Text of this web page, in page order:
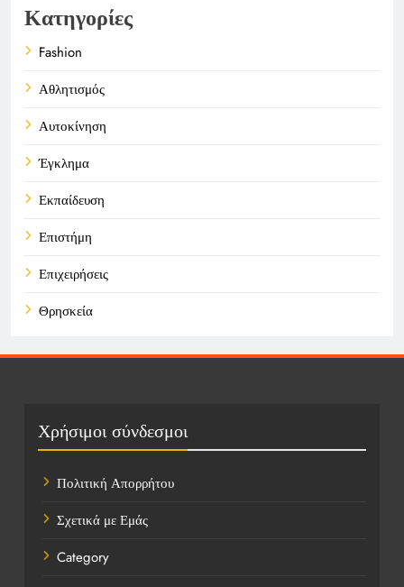
Κατηγορίες
Fashion
Αθλητισμός
Αυτοκίνηση
Έγκλημα
Εκπαίδευση
Επιστήμη
Επιχειρήσεις
Θρησκεία
Πολιτική
Υγεία
Ψυχαγωγία
Χρήσιμοι σύνδεσμοι
Πολιτική Απορρήτου
Σχετικά με Εμάς
Category